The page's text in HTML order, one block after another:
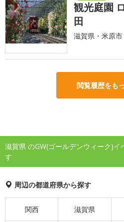
観光庭園
田
滋賀県・米原市
閲覧履歴をも
滋賀県 のGW(ゴールデンウィーク)
す
周辺の都道府県から探す
関西 滋賀県